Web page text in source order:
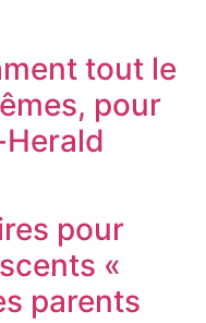
tout le
pour
pour
«
parents